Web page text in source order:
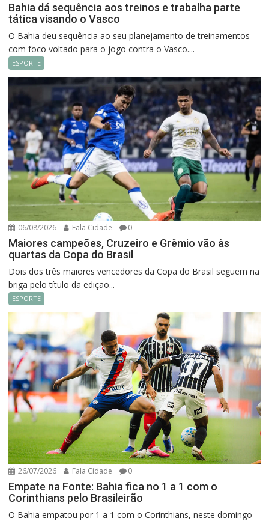
Bahia dá sequência aos treinos e trabalha parte
tática visando o Vasco
O Bahia deu sequência ao seu planejamento de treinamentos
com foco voltado para o jogo contra o Vasco....
ESPORTE
06/08/2026 Fala Cidade 0
Maiores campeões, Cruzeiro e Grêmio vão às
quartas da Copa do Brasil
Dois dos três maiores vencedores da Copa do Brasil seguem na
briga pelo título da edição...
ESPORTE
26/07/2026 Fala Cidade 0
Empate na Fonte: Bahia fica no 1 a 1 com o
Corinthians pelo Brasileirão
O Bahia empatou por 1 a 1 com o Corinthians, neste domingo